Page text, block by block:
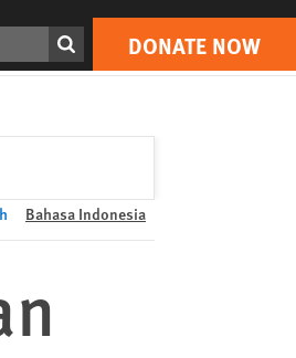
DONATE NOW
Print DONATE NOW
Bahasa Indonesia